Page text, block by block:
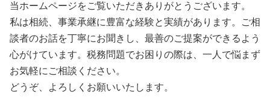
当ホームページをご覧いただきありがとうございます。
私は相続、事業承継に豊富な経験と実績があります。ご相
談者のお話を丁寧にお聞きし、最善のご提案ができるよう
心がけています。税務問題でお困りの際は、一人で悩まず
お気軽にご相談ください。
どうぞ、よろしくお願いいたします。